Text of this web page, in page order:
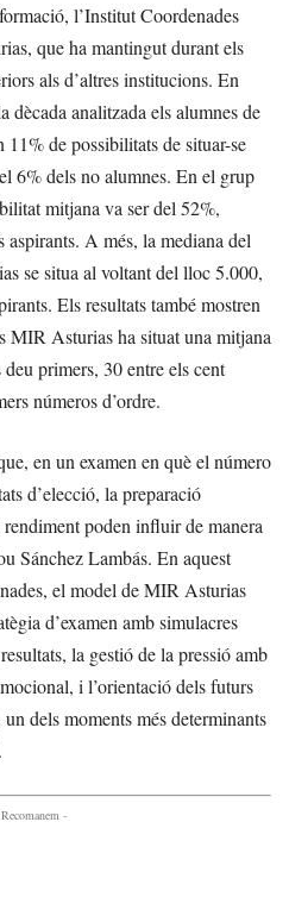
l’Institut Coordenades
que ha mantingut durant els
als d’altres institucions. En
dècada analitzada els alumnes de
de possibilitats de situar-se
6% dels no alumnes. En el grup
mitjana va ser del 52%,
A més, la mediana del
se situa al voltant del lloc 5.000,
Els resultats també mostren
MIR Asturias ha situat una mitjana
primers, 30 entre els cent
números d’ordre.
en un examen en què el número
d’elecció, la preparació
poden influir de manera
Sánchez Lambás. En aquest
el model de MIR Asturias
d’examen amb simulacres
la gestió de la pressió amb
i l’orientació dels futurs
dels moments més determinants
-